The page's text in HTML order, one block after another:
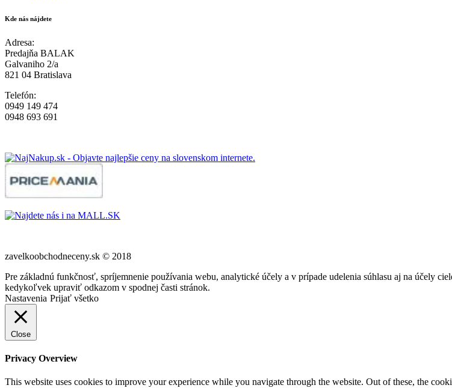
Kde nás nájdete
Adresa:
Predajňa BALAK
Galvaniho 2/a
821 04 Bratislava
Telefón:
0949 149 474
0948 693 691
zavelkoobchodneceny.sk © 2018
Pre základnú funkčnosť, spríjemnenie používania webu, analytické účely a v prípade udelenia súhlasu aj na účely
kedykoľvek upraviť odkazom v spodnej časti stránok.
Nastavenia Prijať všetko
Close
Privacy Overview
This website uses cookies to improve your experience while you navigate through the website. Out of these, the